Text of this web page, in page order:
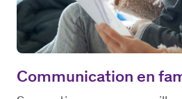
Communication en